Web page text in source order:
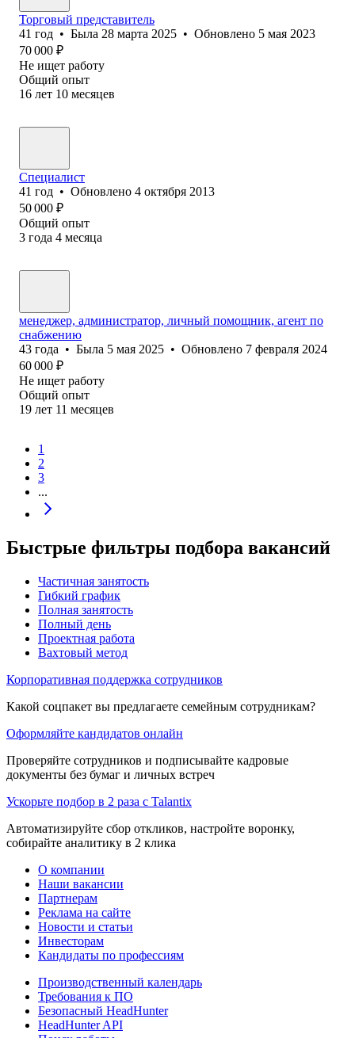
Торговый представитель
41 год • Была 28 марта 2025 • Обновлено 5 мая 2023
70 000 ₽
Не ищет работу
Общий опыт
16 лет 10 месяцев
Специалист
41 год • Обновлено 4 октября 2013
50 000 ₽
Общий опыт
3 года 4 месяца
менеджер, администратор, личный помощник, агент по
снабжению
43 года • Была 5 мая 2025 • Обновлено 7 февраля 2024
60 000 ₽
Не ищет работу
Общий опыт
19 лет 11 месяцев
1
2
3
...
Быстрые фильтры подбора вакансий
Частичная занятость
Гибкий график
Полная занятость
Полный день
Проектная работа
Вахтовый метод
Корпоративная поддержка сотрудников
Какой соцпакет вы предлагаете семейным сотрудникам?
Оформляйте кандидатов онлайн
Проверяйте сотрудников и подписывайте кадровые
документы без бумаг и личных встреч
Ускорьте подбор в 2 раза с Talantix
Автоматизируйте сбор откликов, настройте воронку,
собирайте аналитику в 2 клика
О компании
Наши вакансии
Партнерам
Реклама на сайте
Новости и статьи
Инвесторам
Кандидаты по профессиям
Производственный календарь
Требования к ПО
Безопасный HeadHunter
HeadHunter API